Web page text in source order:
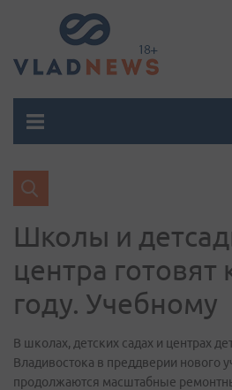
Школы и
центра готовят
году. Учебному
В школах, детских садах и центрах
Владивостока в преддверии нового
продолжаются масштабные